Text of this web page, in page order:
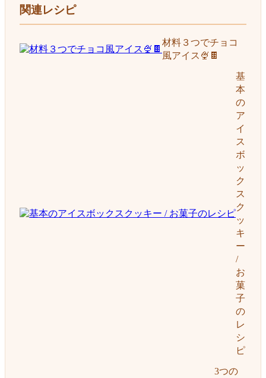
関連レシピ
材料３つでチョコ
風アイス🍨🍫
基
本
の
ア
イ
ス
ボ
ッ
ク
ス
ク
ッ
キ
ー
/
お
菓
子
の
レ
シ
ピ
3つの